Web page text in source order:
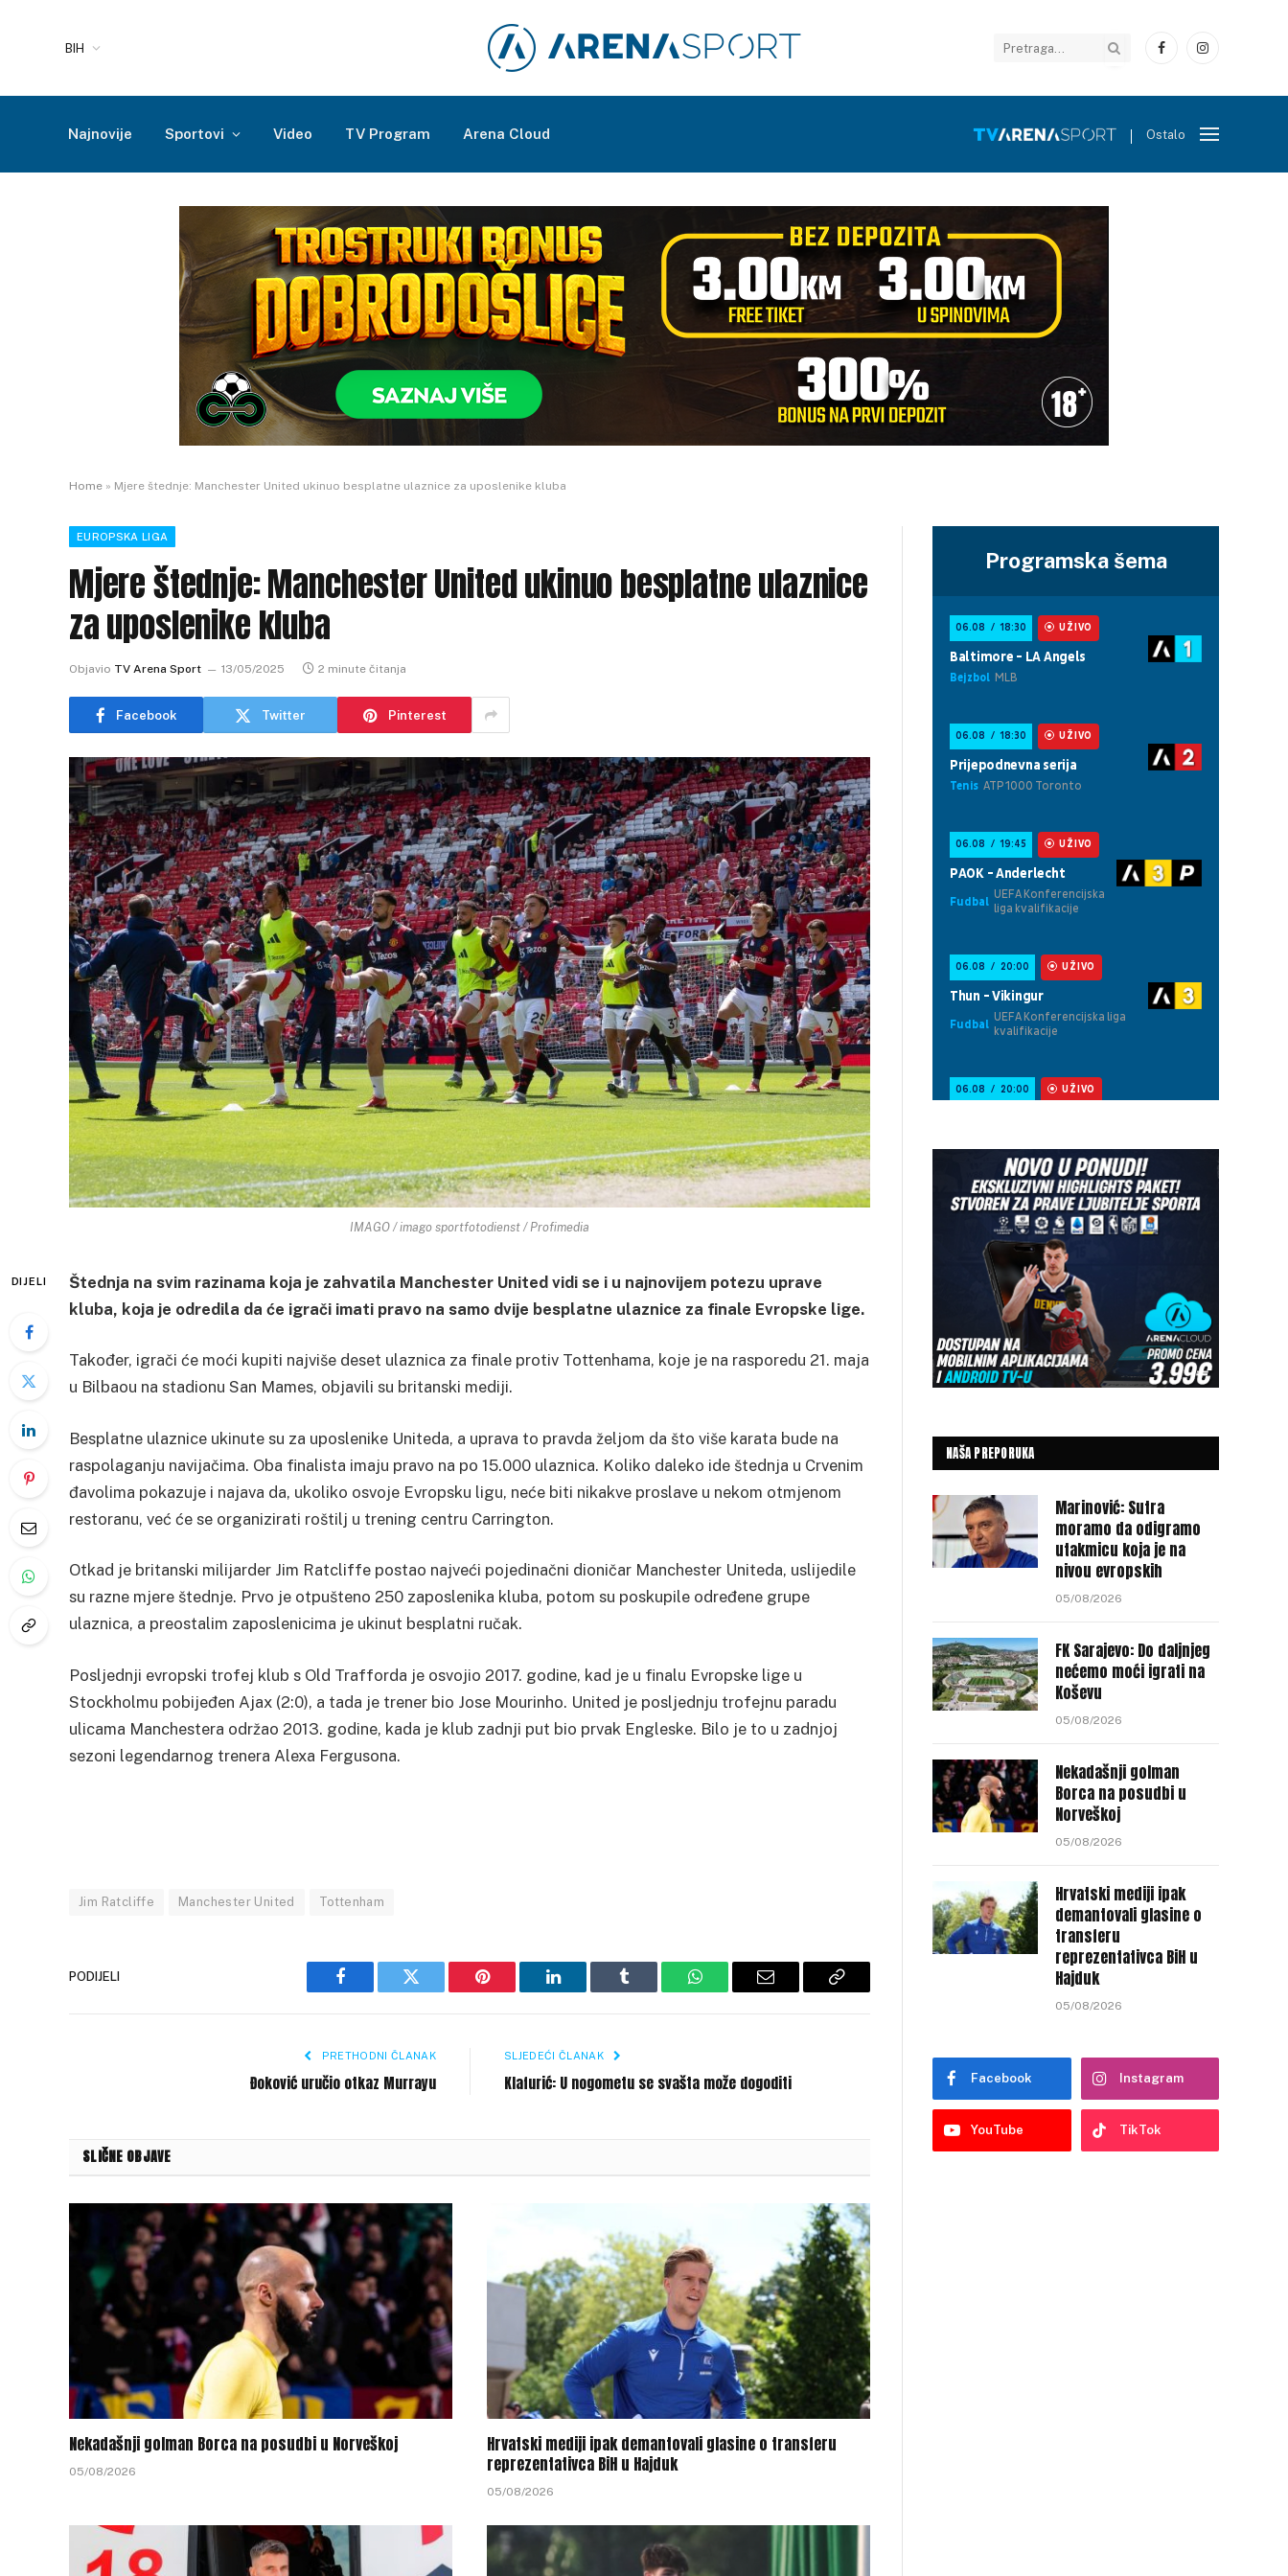
BIH
FacebookInstagram
Najnovije Sportovi Video TV Program Arena Cloud Ostalo
Home » Mjere štednje: Manchester United ukinuo besplatne ulaznice za uposlenike kluba
EUROPSKA LIGA
Mjere štednje: Manchester United ukinuo besplatne ulaznice
za uposlenike kluba
Objavio TV Arena Sport 13/05/2025 2 minute čitanja
Facebook Twitter Pinterest
IMAGO / imago sportfotodienst / Profimedia
DIJELI
Štednja na svim razinama koja je zahvatila Manchester United vidi se i u najnovijem potezu uprave
kluba, koja je odredila da će igrači imati pravo na samo dvije besplatne ulaznice za finale Evropske lige.
Također, igrači će moći kupiti najviše deset ulaznica za finale protiv Tottenhama, koje je na rasporedu 21. maja
u Bilbaou na stadionu San Mames, objavili su britanski mediji.
Besplatne ulaznice ukinute su za uposlenike Uniteda, a uprava to pravda željom da što više karata bude na
raspolaganju navijačima. Oba finalista imaju pravo na po 15.000 ulaznica. Koliko daleko ide štednja u Crvenim
đavolima pokazuje i najava da, ukoliko osvoje Evropsku ligu, neće biti nikakve proslave u nekom otmjenom
restoranu, već će se organizirati roštilj u trening centru Carrington.
Otkad je britanski milijarder Jim Ratcliffe postao najveći pojedinačni dioničar Manchester Uniteda, uslijedile
su razne mjere štednje. Prvo je otpušteno 250 zaposlenika kluba, potom su poskupile određene grupe
ulaznica, a preostalim zaposlenicima je ukinut besplatni ručak.
Posljednji evropski trofej klub s Old Trafforda je osvojio 2017. godine, kad je u finalu Evropske lige u
Stockholmu pobijeđen Ajax (2:0), a tada je trener bio Jose Mourinho. United je posljednju trofejnu paradu
ulicama Manchestera održao 2013. godine, kada je klub zadnji put bio prvak Engleske. Bilo je to u zadnjoj
sezoni legendarnog trenera Alexa Fergusona.
Jim Ratcliffe Manchester United Tottenham
PODIJELI
Facebook Twitter Pinterest LinkedIn Tumblr WhatsAppEmail
Copy
PRETHODNI ČLANAK
Đoković uručio otkaz Murrayu
SLJEDEĆI ČLANAK
Klafurić: U nogometu se svašta može dogoditi
SLIČNE OBJAVE
Nekadašnji golman Borca na posudbi u Norveškoj
05/08/2026
Hrvatski mediji ipak demantovali glasine o transferu
reprezentativca BiH u Hajduk
05/08/2026
Programska šema
NAŠA PREPORUKA
Marinović: Sutra
moramo da odigramo
utakmicu koja je na
nivou evropskih
05/08/2026
FK Sarajevo: Do daljnjeg
nećemo moći igrati na
Koševu
05/08/2026
Nekadašnji golman
Borca na posudbi u
Norveškoj
05/08/2026
Hrvatski mediji ipak
demantovali glasine o
transferu
reprezentativca BiH u
Hajduk
05/08/2026
Facebook Instagram
YouTube TikTok